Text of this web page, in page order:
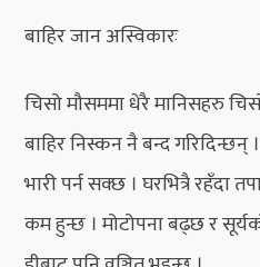
बाहिर जान अस्विकारः
चिसो मौसममा धेरै मानिसहरु
बाहिर निस्कन नै बन्द गरिदिन्छन्
भारी पर्न सक्छ । घरभित्रै रहँदा
कम हुन्छ । मोटोपना बढ्छ र